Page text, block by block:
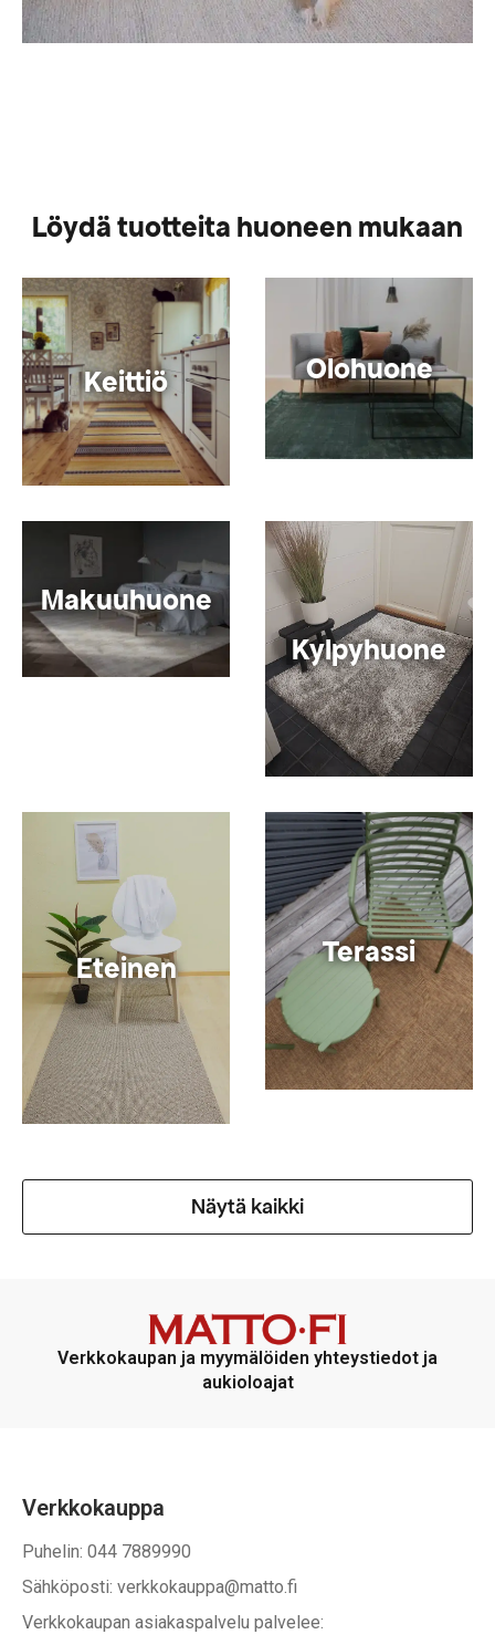
Löydä tuotteita huoneen mukaan
Keittiö Olohuone
Makuuhuone
Kylpyhuone
Eteinen Terassi
Näytä kaikki
Verkkokaupan ja myymälöiden yhteystiedot ja
aukioloajat
Verkkokauppa
Puhelin: 044 7889990
Sähköposti: verkkokauppa@matto.fi
Verkkokaupan asiakaspalvelu palvelee: